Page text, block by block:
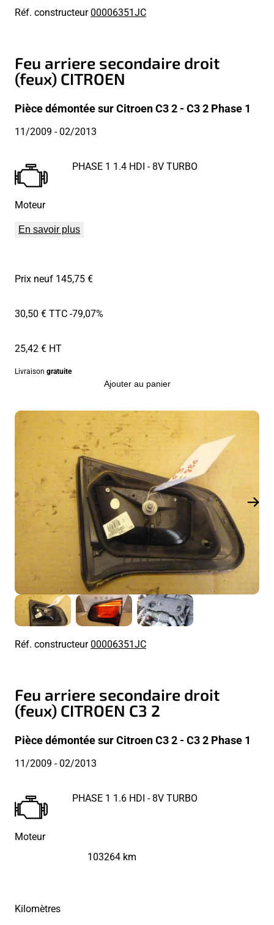
Réf. constructeur00006351JC
Feu arriere secondaire droit
(feux) CITROEN
Pièce démontée sur Citroen C3 2 - C3 2 Phase 1
11/2009 - 02/2013
Moteur
PHASE 1 1.4 HDI - 8V TURBO
En savoir plus
Prix neuf 145,75 €
30,50 € TTC-79,07%
25,42 € HT
Livraison gratuite
Ajouter au panier
Réf. constructeur00006351JC
Feu arriere secondaire droit
(feux) CITROEN C3 2
Pièce démontée sur Citroen C3 2 - C3 2 Phase 1
11/2009 - 02/2013
Moteur
PHASE 1 1.6 HDI - 8V TURBO
Kilomètres
103264 km